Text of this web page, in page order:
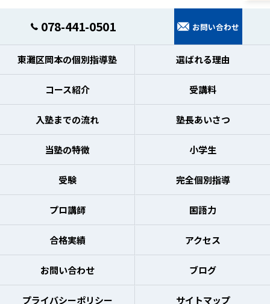
078-441-0501 お問い合わせ
東灘区岡本の個別指導塾 選ばれる理由
コース紹介 受講料
入塾までの流れ 塾長あいさつ
当塾の特徴 小学生
受験 完全個別指導
プロ講師 国語力
合格実績 アクセス
お問い合わせ ブログ
プライバシーポリシー サイトマップ